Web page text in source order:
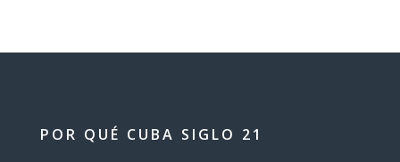
POR QUÉ CUBA SIGLO 21